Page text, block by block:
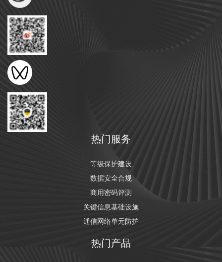
热门服务
等级保护建设
数据安全合规
商用密码评测
关键信息基础设施
通信网络单元防护
热门产品